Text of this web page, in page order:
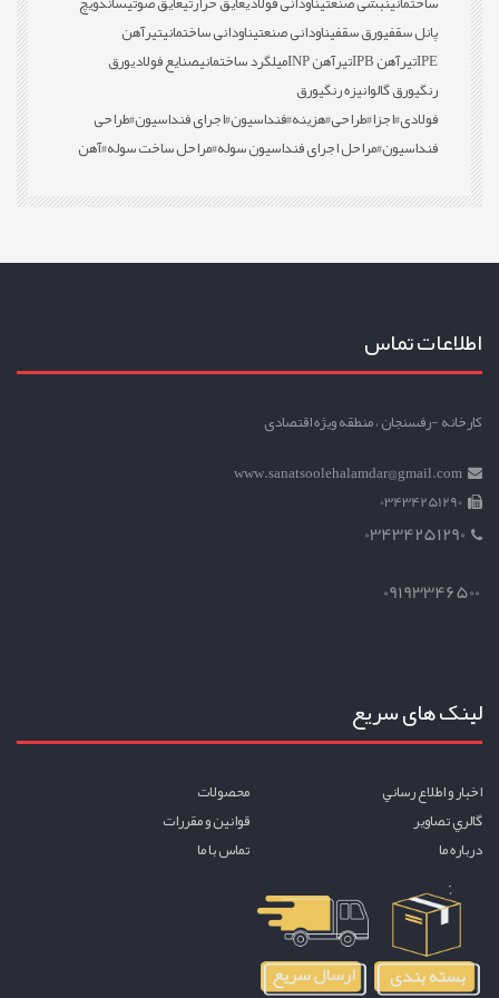
پانل سقفیورق سقفیناودانی صنعتیناودانی ساختمانیتیرآهن
IPEتیرآهن IPB تیرآهن INP میلگرد ساختمانیصنایع فولادیورق
رنگیورق گالوانیزه رنگیورق
فولادی#اجزا#طراحی#هزینه#فنداسیون#اجرای فنداسیون#طراحی
فنداسیون#مراحل اجرای فنداسیون سوله#مراحل ساخت سوله#آهن
اطلاعات تماس
کارخانه -رفسنجان ، منطقه ویژه اقتصادی
www.sanatsoolehalamdar@gmail.com
03434251290
03434251290
09193346500
لینک های سریع
اخبار و اطلاع رساني
محصولات
گالري تصاوير
قوانين و مقررات
درباره ما
تماس با ما